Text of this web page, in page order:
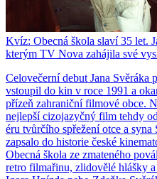
Kvíz: Obecná škola slaví 35 let.
kterým TV Nova zahájila své
Celovečerní debut Jana Svěráka
vstoupil do kin v roce 1991 a
přízeň zahraniční filmové obce.
nejlepší cizojazyčný film tehdy
éru tvůrčího spřežení otce a
zapsalo do historie české
Obecná škola ze zmateného
retro filmařinu, zlidovělé hlášky